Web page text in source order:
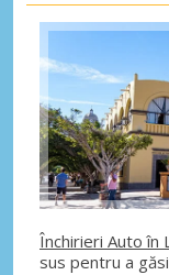
Închirieri Auto în
sus pentru a